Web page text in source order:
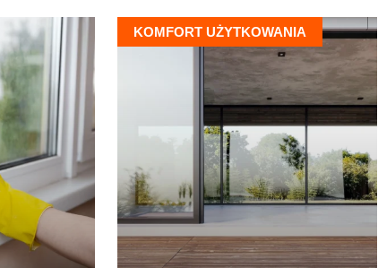
KOMFORT UŻYTKOWANIA